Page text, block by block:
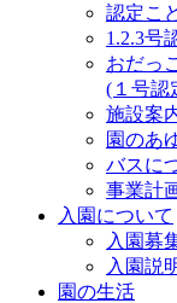
認定こ
1.2.3号
おだっ
(１号認
施設案
園のあ
バスに
事業計
入園について
入園募
入園説
園の生活